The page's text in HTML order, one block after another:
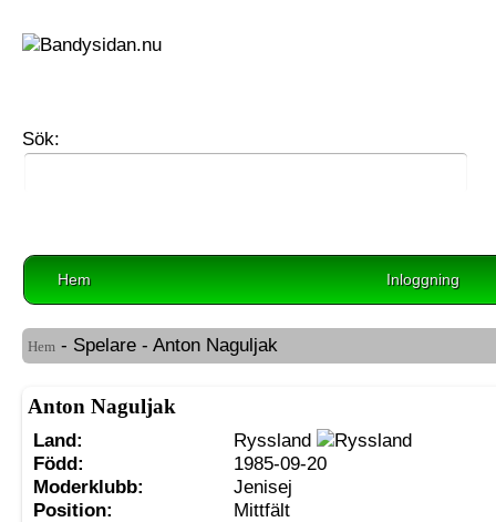
Sök:
Hem Inloggning
Hem - Spelare - Anton Naguljak
Anton Naguljak
Land:
Ryssland
Född:
1985-09-20
Moderklubb:
Jenisej
Position:
Mittfält